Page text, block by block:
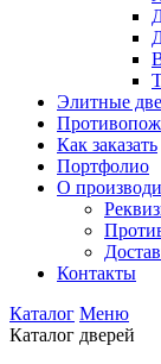
Элитные
Как заказать
Портфолио
О
Контакты
Каталог Меню
Каталог дверей